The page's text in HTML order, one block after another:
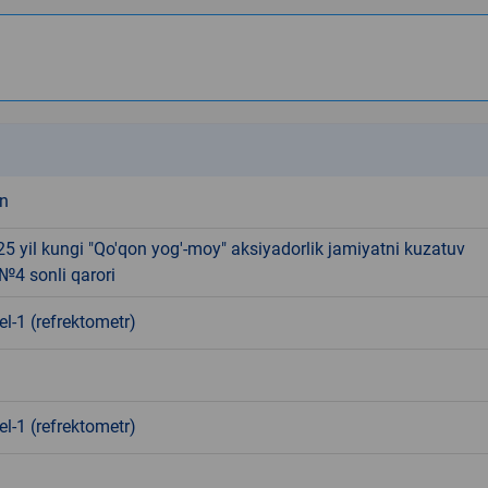
yil kungi "Qo'qon yog'-moy" aksiyadorlik jamiyatni kuzatuv
sonli qarori
1 (refrektometr)
1 (refrektometr)